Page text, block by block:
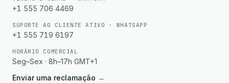
+1 555 706 4469
SUPORTE AO CLIENTE ATIVO · WHATSAPP
+1 555 719 6197
HORÁRIO COMERCIAL
Seg–Sex · 8h–17h GMT+1
Enviar uma reclamação →